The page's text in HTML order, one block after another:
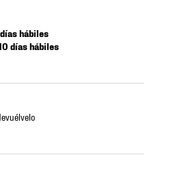
hábiles
días hábiles